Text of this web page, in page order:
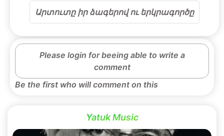
Արտուտը իր ձագերով ու երկրագործը
Please login for beeing able to write a
comment
Be the first who will comment on this
Yatuk Music